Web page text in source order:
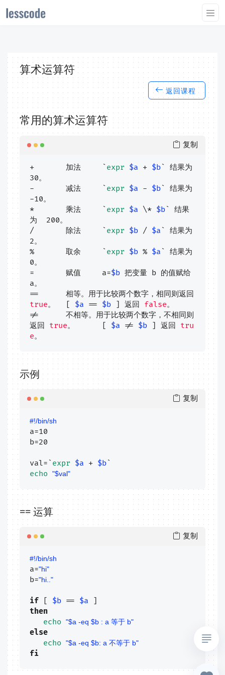
算术运算符
返回课程
常用的算术运算符
+	加法	`expr $a + $b` 结果为
30。
-	减法	`expr $a - $b` 结果为
-10。
*	乘法	`expr $a \* $b` 结果
为  200。
/	除法	`expr $b / $a ` 结果为
2。
%	取余	`expr $b % $a ` 结果为
0。
=	赋值	a=$b 把变量 b 的值赋给
a。
true
。	[ $a == $b ] 返回 false。
!=	不相等。用于比较两个数字，不相同则
返回 true 。	[ $a != $b ] 返回 tru
e。
复制
示例
#!/bin/sh
a=10
b=20
val=`expr $a + $b
echo
"$val"
复制
== 运算
#!/bin/sh
a="hi"
b="hi.."
if [ $b == $a
then
echo
"$a -eq $b : a 等于 b"
else
echo
"$a -eq $b: a 不等于 b"
fi
复制